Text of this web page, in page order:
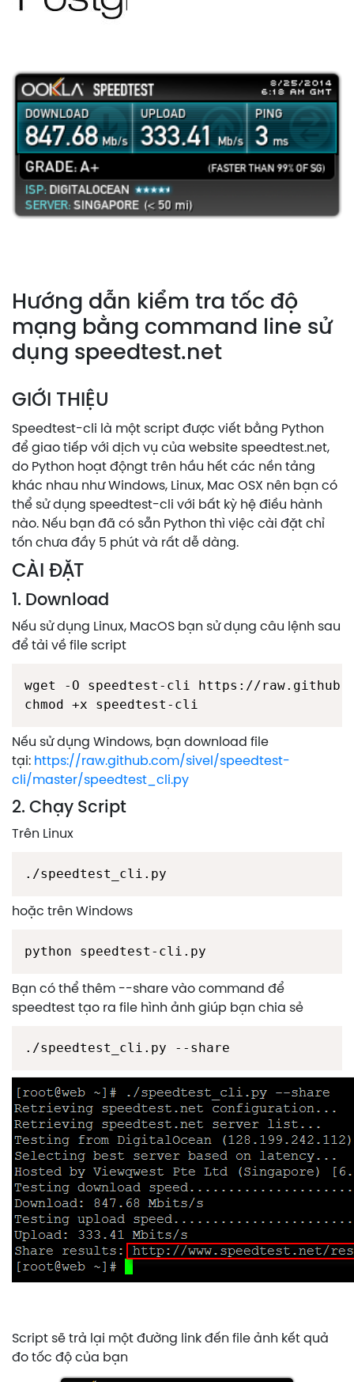
Hướng dẫn kiểm tra tốc độ
mạng bằng command line sử
dụng speedtest.net
GIỚI THIỆU
Speedtest-cli là một script được viết bằng Python
để giao tiếp với dịch vụ của website speedtest.net,
do Python hoạt độngt trên hầu hết các nền tảng
khác nhau như Windows, Linux, Mac OSX nên bạn có
thể sử dụng speedtest-cli với bất kỳ hệ điều hành
nào. Nếu bạn đã có sẵn Python thì việc cài đặt chỉ
tốn chưa đầy 5 phút và rất dễ dàng.
CÀI ĐẶT
1. Download
Nếu sử dụng Linux, MacOS bạn sử dụng câu lệnh sau
để tải về file script
wget -O speedtest-cli https://
chmod +x speedtest-cli
Nếu sử dụng Windows, bạn download file
tại: https://raw.github.com/sivel/speedtest-
cli/master/speedtest_cli.py
2. Chạy Script
Trên Linux
./speedtest_cli.py
hoặc trên Windows
python speedtest-cli.py
Bạn có thể thêm --share vào command để
speedtest tạo ra file hình ảnh giúp bạn chia sẻ
./speedtest_cli.py --share
Script sẽ trả lại một đường link đến file ảnh kết quả
đo tốc độ của bạn